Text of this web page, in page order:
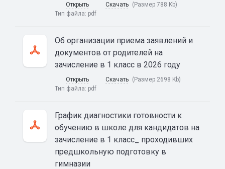
Открыть Скачать (Размер 788 Kb)
Тип файла: pdf
Об организации приема заявлений и
документов от родителей на
зачисление в 1 класс в 2026 году
Открыть Скачать (Размер 2698 Kb)
Тип файла: pdf
График диагностики готовности к
обучению в школе для кандидатов на
зачисление в 1 класс_ проходивших
предшкольную подготовку в
гимназии